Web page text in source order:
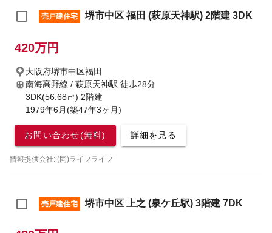
売戸建住宅 堺市中区 福田 (萩原天神駅) 2階建 3DK
420万円
大阪府堺市中区福田
南海高野線 / 萩原天神駅 徒歩28分
3DK(56.68㎡) 2階建
1979年6月(築47年3ヶ月)
お問い合わせ(無料) 詳細を見る
情報提供会社: (同)ライフライフ
売戸建住宅 堺市中区 上之 (泉ケ丘駅) 3階建 7DK